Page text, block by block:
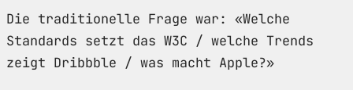
Die traditionelle Frage war: «Welche
Standards setzt das W3C / welche Trends
zeigt Dribbble / was macht Apple?»